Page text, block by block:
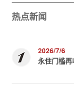
热点新闻
2026/7/6
永住门槛